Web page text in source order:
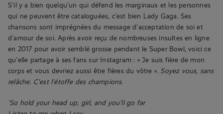
S’il y a bien quelqu’un qui défend les marginaux et les personnes
qui ne peuvent être cataloguées, c’est bien Lady Gaga. Ses
chansons sont imprégnées du message d’acceptation de soi et
d’amour de soi. Après avoir reçu de nombreuses insultes en ligne
en 2017 pour avoir semblé grosse pendant le Super Bowl, voici ce
qu’elle partage à ses fans sur Instagram : « Je suis fière de mon
corps et vous devriez aussi être fières du vôtre ». Soyez vous, sans
relâche. C’est l’étoffe des champions.
‘So hold your head up, girl, and you’ll go far